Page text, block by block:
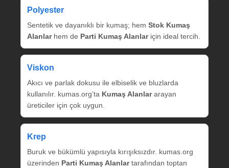
Polyester
Sentetik ve dayanıklı bir kumaş; hem Stok Kumaş
Alanlarhem de Parti Kumaş Alanlariçin ideal tercih.
Viskon
Akıcı ve parlak dokusu ile elbiselik ve bluzlarda
kullanılır. kumas.org’ta Kumaş Alanlararayan
üreticiler için çok uygun.
Krep
Buruk ve bükümlü yapısıyla kırışıksızdır. kumas.org
üzerinden Parti Kumaş Alanlartarafından toptan